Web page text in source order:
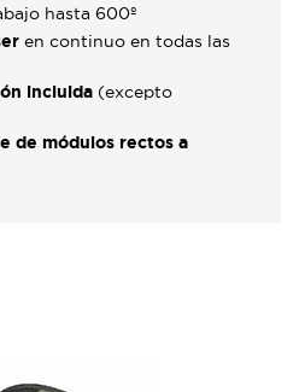
hasta 600º
en continuo en todas las
incluida (excepto
de módulos rectos a